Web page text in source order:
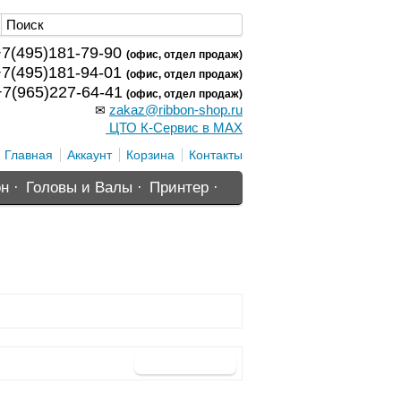
79-90 (офис, отдел продаж)
94-01 (офис, отдел продаж)
64-41 (офис, отдел продаж)
✉ zakaz@ribbon-shop.ru
ЦТО К-Сервис в MAX
Главная Аккаунт Корзина Контакты
· Головы и Валы · Принтер ·